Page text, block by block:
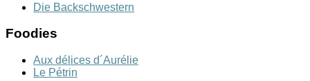
Die Backschwestern
Foodies
Aux délices d´Aurélie
Le Pétrin